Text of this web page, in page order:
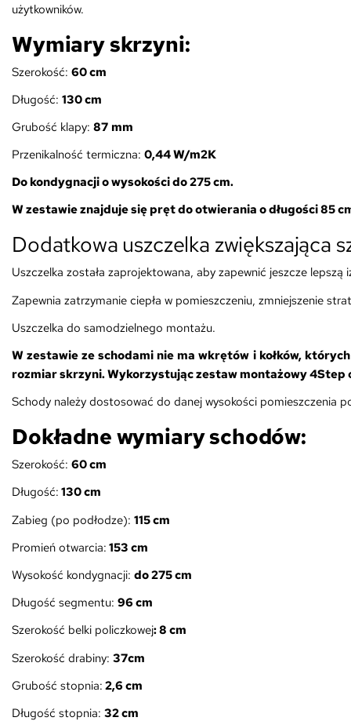
użytkowników.
Wymiary skrzyni:
Szerokość: 60 cm
Długość: 130cm
Grubość klapy: 87 mm
Przenikalność termiczna: 0,44 W/m2K
Do kondygnacji o wysokości do 275 cm.
W zestawie znajduje się pręt do otwierania o długości 85
Dodatkowa uszczelka zwiększająca
Uszczelka została zaprojektowana, aby zapewnić jeszcze
Zapewnia zatrzymanie ciepła w pomieszczeniu, zmniejszenie
Uszczelka do samodzielnego montażu.
W zestawie ze schodami nie ma wkrętów i kołków,
rozmiar skrzyni. Wykorzystując zestaw montażowy 4Step
Schody należy dostosować do danej wysokości pomieszczenia
Dokładne wymiary schodów:
Szerokość: 60 cm
Długość: 130 cm
Zabieg (po podłodze): 115cm
Promień otwarcia: 153 cm
Wysokość kondygnacji: do 275 cm
Długość segmentu: 96cm
Szerokość belki policzkowej: 8 cm
Szerokość drabiny: 37cm
Grubość stopnia: 2,6 cm
Długość stopnia: 32 cm